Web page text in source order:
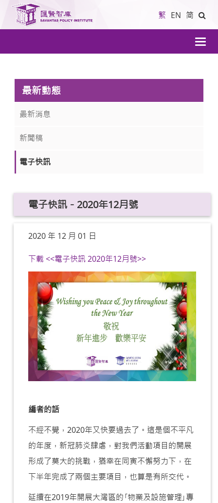
繁 EN 简
導
航
最新動態
最新消息
新聞稿
電子快訊
電子快訊－2020年12月號
2020 年 12 月 01 日
下載 <<電子快訊 2020年12月號>>
編者的話
不經不覺，2020年又快要過去了。這是個不平凡
的年度，新冠肺炎肆虐，對我們活動項目的開展
形成了莫大的挑戰，猶幸在同寅不懈努力下，在
下半年完成了兩個主要項目，也算是有所交代。
延續在2019年開展大灣區的｢物業及設施管理｣專